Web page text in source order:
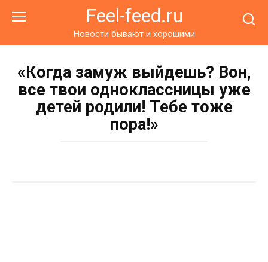
Feel-feed.ru
Новости бывают и хорошими
«Когда замуж выйдешь? Вон,
все твои одноклассницы уже
детей родили! Тебе тоже
пора!»